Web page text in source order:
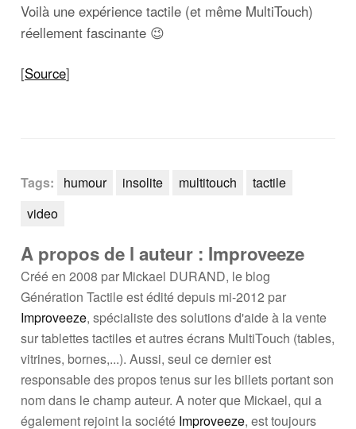
Voilà une expérience tactile (et même MultiTouch)
réellement fascinante 😉
[Source]
Tags: humour insolite multitouch
tactile
video
A propos de l auteur : Improveeze
Créé en 2008 par Mickael DURAND, le blog
Génération Tactile est édité depuis mi-2012 par
Improveeze, spécialiste des solutions d'aide à la vente
sur tablettes tactiles et autres écrans MultiTouch (tables,
vitrines, bornes,...). Aussi, seul ce dernier est
responsable des propos tenus sur les billets portant son
nom dans le champ auteur. A noter que Mickael, qui a
également rejoint la société Improveeze, est toujours